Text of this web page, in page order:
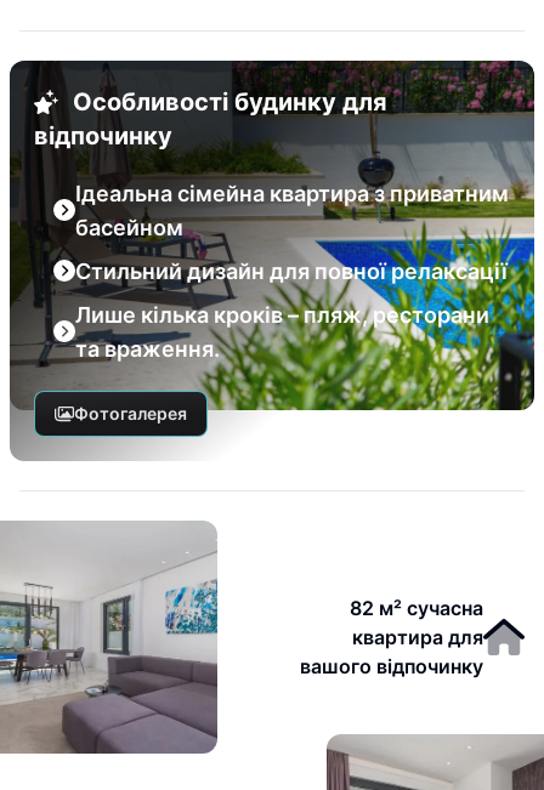
Особливості будинку для
відпочинку
Ідеальна сімейна квартира з приватним
басейном
Стильний дизайн для повної релаксації
Лише кілька кроків – пляж, ресторани
та враження.
Фотогалерея
82 м² сучасна
квартира для
вашого відпочинку